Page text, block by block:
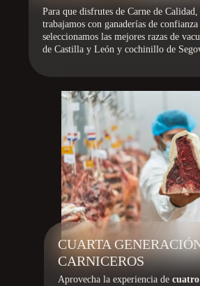
Para que disfrutes de Carne de
trabajamos con ganaderías de
seleccionamos las mejores razas de
de Castilla y León y cochinillo de
CUARTA
CARNICEROS
Aprovecha la experiencia de cuatro